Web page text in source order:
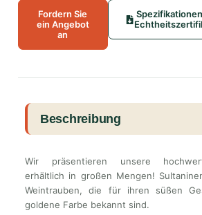
Fordern Sie
ein Angebot
an
Beschreibung
Wir präsentieren unsere
erhältlich in großen Mengen!
Weintrauben, die für ihren süßen
goldene Farbe bekannt sind.